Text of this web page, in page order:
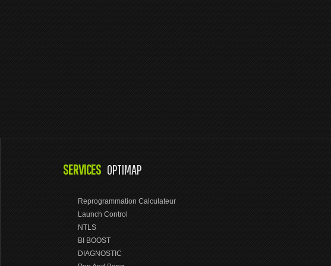
SERVICES OPTIMAP
Reprogrammation Calculateur
Launch Control
NTLS
BI BOOST
DIAGNOSTIC